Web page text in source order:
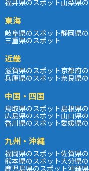
福井県のスポット山梨県
東海
岐阜県のスポット静岡県
三重県のスポット
近畿
滋賀県のスポット京都府
兵庫県のスポット奈良県
中国・四国
鳥取県のスポット島根県
広島県のスポット山口県
香川県のスポット愛媛県
九州・沖縄
福岡県のスポット佐賀県
熊本県のスポット大分県
鹿児島県のスポット沖縄